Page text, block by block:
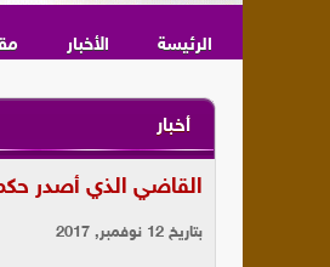
الرئيسة الأخبار
أخبار
القاضي الذي أصدر
بتاريخ 12 نوفمبر, 2017